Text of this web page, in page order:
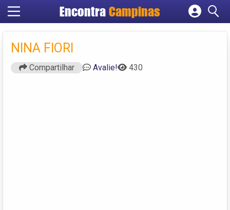
Encontra Campinas
Cadastrar empresa
NINA FIORI
Compartilhar Avalie! 430